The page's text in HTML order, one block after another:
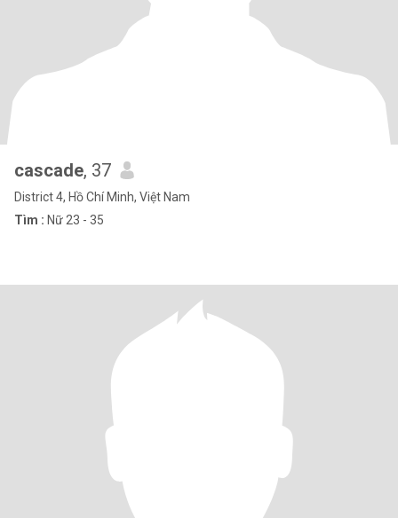
cascade, 37
District 4, Hồ Chí Minh, Việt Nam
Tìm : Nữ 23 - 35